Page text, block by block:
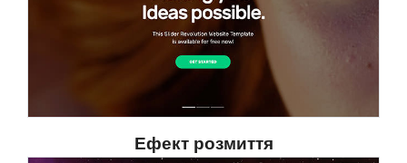
Ефект розмиття